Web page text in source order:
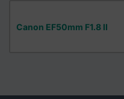
Canon EF50mm F1.8 II